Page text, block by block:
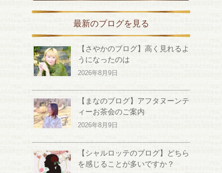
最新のブログを見る
【さやかのブログ】高く見れるよ
うになったのは
2026年8月9日
【まなのブログ】アフタヌーンテ
ィーお茶会のご案内
2026年8月9日
【シャルロッテのブログ】どちら
を感じることが多いですか？